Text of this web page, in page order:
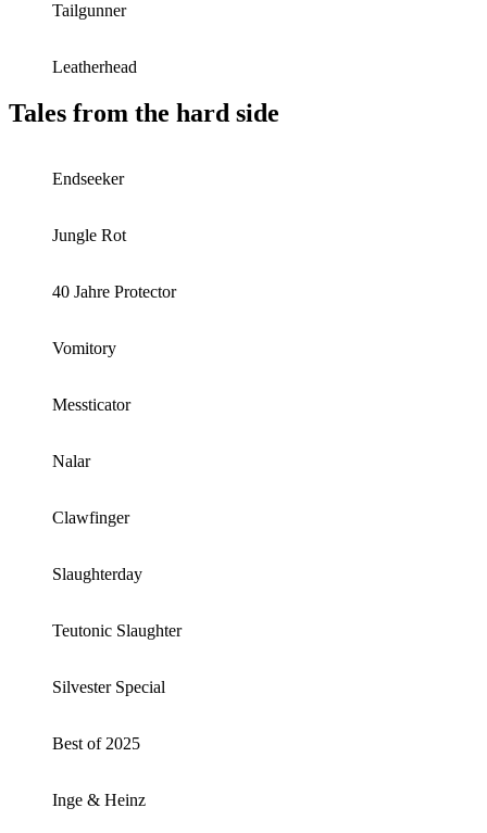
Tailgunner
Leatherhead
Tales from the hard side
Endseeker
Jungle Rot
40 Jahre Protector
Vomitory
Messticator
Nalar
Clawfinger
Slaughterday
Teutonic Slaughter
Silvester Special
Best of 2025
Inge & Heinz